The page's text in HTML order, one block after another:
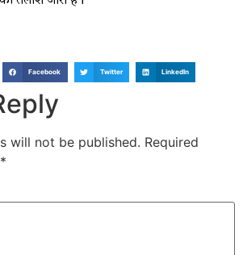
Facebook Twitter LinkedIn
will not be published. Required
*